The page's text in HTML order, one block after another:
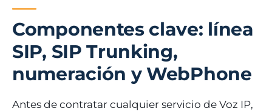
Componentes clave: línea
SIP, SIP Trunking,
numeración y WebPhone
Antes de contratar cualquier servicio de Voz IP,